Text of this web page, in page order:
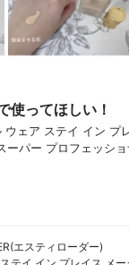
使ってほしい！
ウェア ステイ イン プ
ーパー プロフェッシ
エスティローダー)